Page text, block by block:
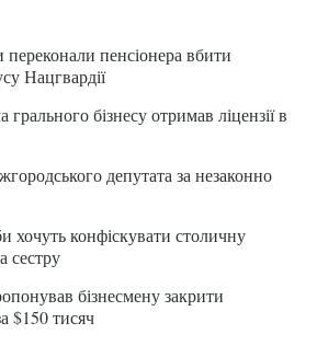
переконали пенсіонера вбити
Нацгвардії
бізнесу отримав ліцензії в
депутата за незаконно
хочуть конфіскувати столичну
сестру
бізнесмену закрити
$150 тисяч